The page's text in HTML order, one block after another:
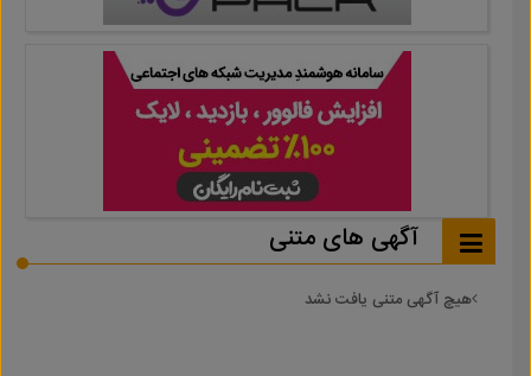
آگهی های متنی
هیچ آگهی متنی یافت نشد